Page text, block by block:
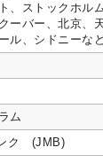
、ストックホル
ーバー、北京、
ル、シドニーな
ム
ク (JMB)